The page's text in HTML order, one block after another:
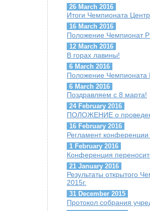
26 March 2016
Итоги Чемпионата
16 March 2016
Положение Чемпионат
12 March 2016
В горах лавины!
6 March 2016
Положение Чемпионата
6 March 2016
Поздравляем с 8 марта!
24 February 2016
ПОЛОЖЕНИЕ о
16 February 2016
Регламент конференции
1 February 2016
Конференция
21 January 2016
Результаты открытого
2015г.
31 December 2015
Протокол собрания